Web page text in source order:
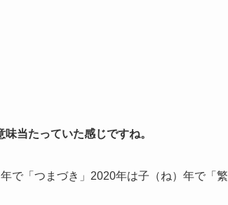
味当たっていた感じですね。
年で「つまづき」2020年は子（ね）年で「繁